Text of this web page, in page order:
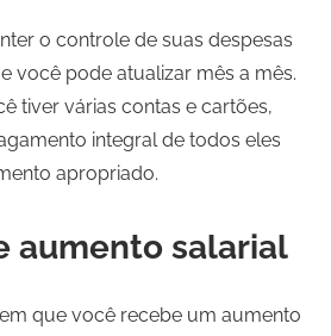
o controle de suas despesas
você pode atualizar mês a mês.
tiver várias contas e cartões,
integral de todos eles
apropriado.
aumento salarial
que você recebe um aumento